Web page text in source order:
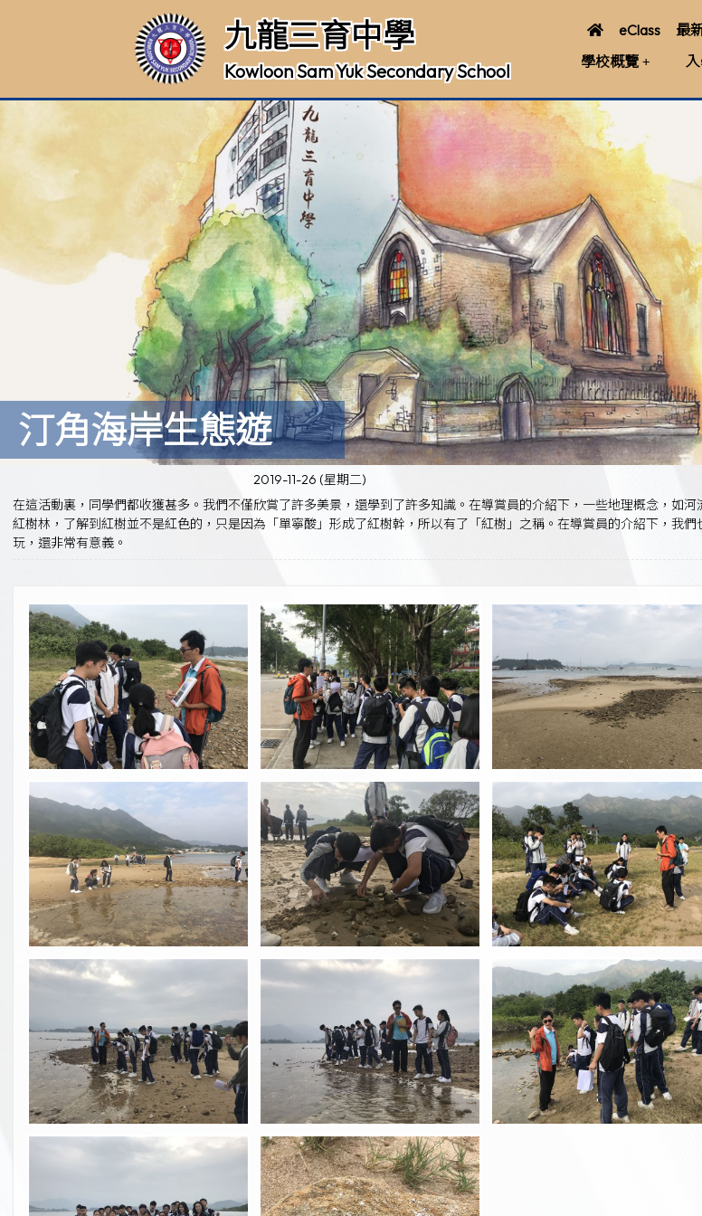
九龍三育中學
Kowloon Sam Yuk Secondary School
eClass 最
學校概覽
汀角海岸生態遊
2019-11-26 (星期二)
在這活動裏，同學們都收獲甚多。我們不僅欣賞了許多美景，還學到了許多知識。在導賞員的介紹下，一些地理概念，如
紅樹林，了解到紅樹並不是紅色的，只是因為「單寧酸」形成了紅樹幹，所以有了「紅樹」之稱。在導賞員的介紹下，我
玩，還非常有意義。